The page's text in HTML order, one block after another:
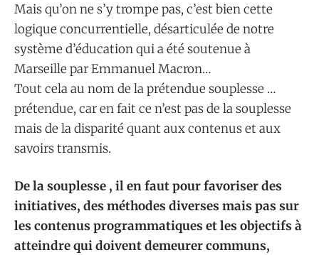
Mais qu’on ne s’y trompe pas, c’est bien cette
logique concurrentielle, désarticulée de notre
système d’éducation qui a été soutenue à
Marseille par Emmanuel Macron…
Tout cela au nom de la prétendue souplesse …
prétendue, car en fait ce n’est pas de la souplesse
mais de la disparité quant aux contenus et aux
savoirs transmis.
De la souplesse , il en faut pour favoriser des
initiatives, des méthodes diverses mais pas sur
les contenus programmatiques et les objectifs à
atteindre qui doivent demeurer communs,